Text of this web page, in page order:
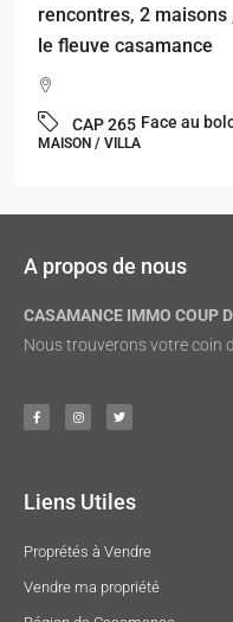
rencontres, 2
le fleuve casamance
CAP 265 Face au
MAISON / VILLA
A propos de nous
CASAMANCE IMMO COUP
Nous trouverons votre coin
Liens Utiles
Proprétés à Vendre
Vendre ma propriété